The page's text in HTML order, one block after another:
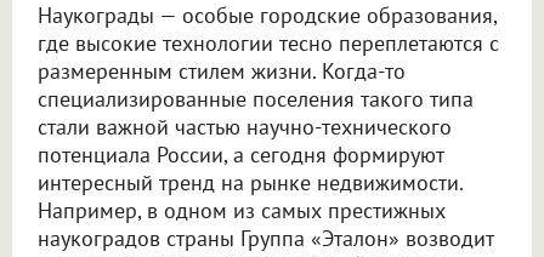
Наукограды — особые городские образования,
где высокие технологии тесно переплетаются с
размеренным стилем жизни. Когда-то
специализированные поселения такого типа
стали важной частью научно-технического
потенциала России, а сегодня формируют
интересный тренд на рынке недвижимости.
Например, в одном из самых престижных
наукоградов страны Группа «Эталон» возводит